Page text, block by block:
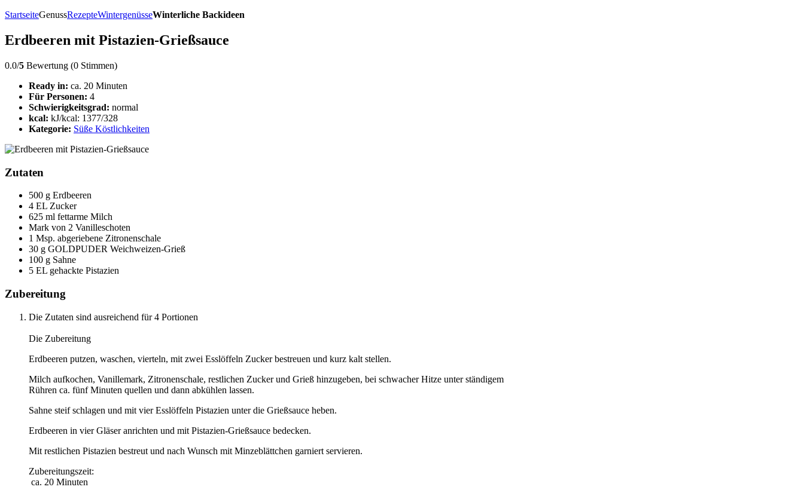
StartseiteGenussRezepteWintergenüsseWinterliche Backideen
Erdbeeren mit Pistazien-Grießsauce
0.0/5 Bewertung (0 Stimmen)
Ready in: ca. 20 Minuten
Für Personen: 4
Schwierigkeitsgrad: normal
kcal: kJ/kcal: 1377/328
Kategorie: Süße Köstlichkeiten
Zutaten
500 g Erdbeeren
4 EL Zucker
625 ml fettarme Milch
Mark von 2 Vanilleschoten
1 Msp. abgeriebene Zitronenschale
30 g GOLDPUDER Weichweizen-Grieß
100 g Sahne
5 EL gehackte Pistazien
Zubereitung
Die Zutaten sind ausreichend für 4 Portionen
Die Zubereitung
Erdbeeren putzen, waschen, vierteln, mit zwei Esslöffeln Zucker bestreuen und kurz kalt stellen.
Milch aufkochen, Vanillemark, Zitronenschale, restlichen Zucker und Grieß hinzugeben, bei schwacher Hitze unter ständigem
Rühren ca. fünf Minuten quellen und dann abkühlen lassen.
Sahne steif schlagen und mit vier Esslöffeln Pistazien unter die Grießsauce heben.
Erdbeeren in vier Gläser anrichten und mit Pistazien-Grießsauce bedecken.
Mit restlichen Pistazien bestreut und nach Wunsch mit Minzeblättchen garniert servieren.
Zubereitungszeit:
ca. 20 Minuten